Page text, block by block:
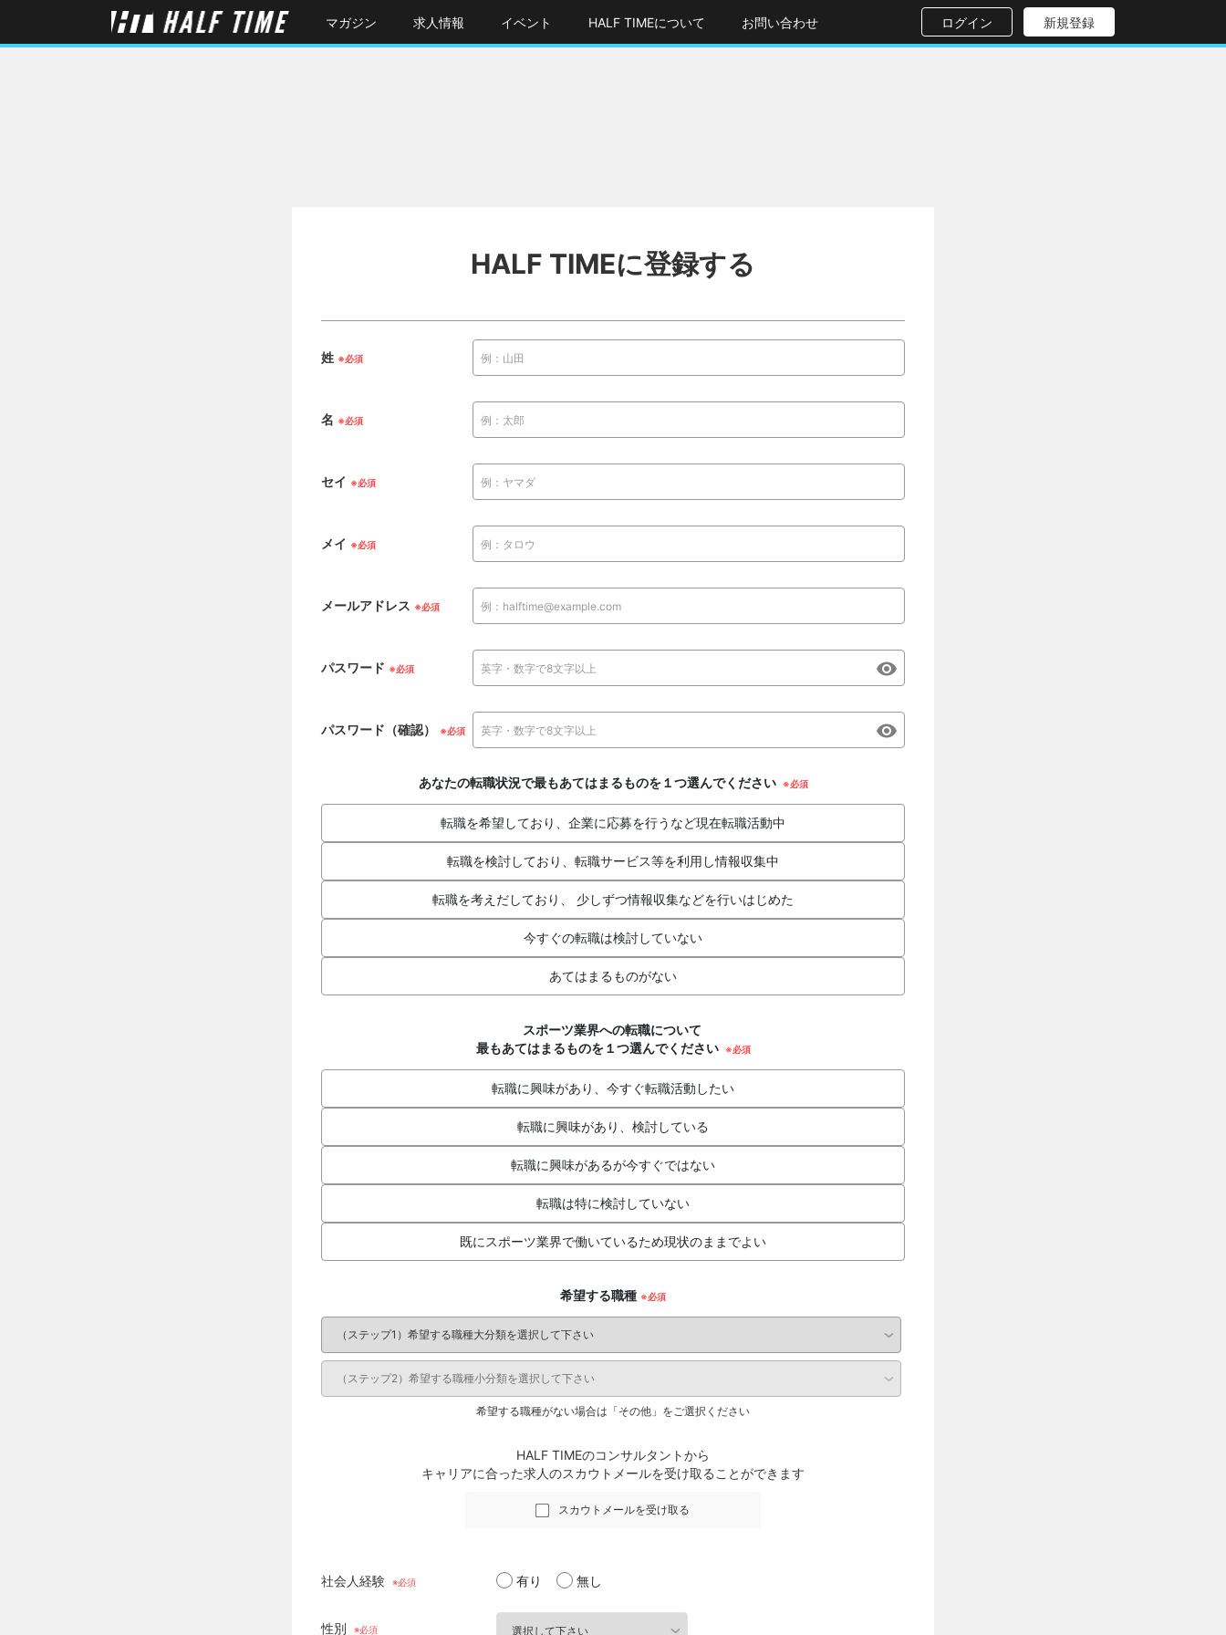
マガジン 求人情報 イベント HALF TIMEについて お問い合わせ ログイン 新規登録
HALF TIMEに登録する
姓
名
セイ
メイ
メールアドレス
パスワード
パスワード（確認）
あなたの転職状況で最もあてはまるものを１つ選んでください ※必須
転職を希望しており、 企業に応募を行うなど現在転職活動中
転職を検討しており、 転職サービス等を利用し情報収集中
転職を考えだしており、 少しずつ情報収集などを行いはじめた
今すぐの転職は検討していない
あてはまるものがない
スポーツ業界への転職について
最もあてはまるものを１つ選んでください ※必須
転職に興味があり、今すぐ転職活動したい
転職に興味があり、検討している
転職に興味があるが今すぐではない
転職は特に検討していない
既にスポーツ業界で働いているため現状のままでよい
希望する職種
希望する職種がない場合は「その他」をご選択ください
HALF TIMEのコンサルタントから
キャリアに合った求人のスカウトメールを受け取ることができます
スカウトメールを受け取る
社会人経験 有り 無し
性別